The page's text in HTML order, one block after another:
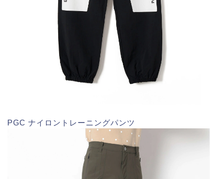
PGC ナイロントレーニングパンツ